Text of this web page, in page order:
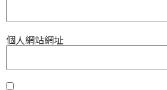
個人網站網址